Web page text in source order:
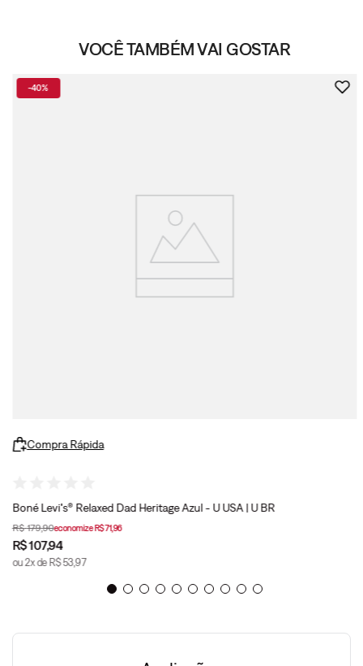
VOCÊ TAMBÉM VAI GOSTAR
-40%
Compra Rápida
Boné Levi's® Relaxed Dad Heritage Azul - U USA | U BR
R$ 179,90economizeR$71,96
R$107,94
ou2x de R$ 53,97